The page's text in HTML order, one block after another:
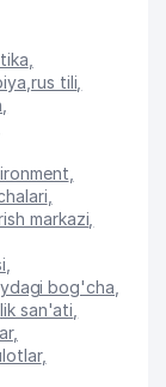
rus tili
markazi
bog'cha
san'ati
,
,